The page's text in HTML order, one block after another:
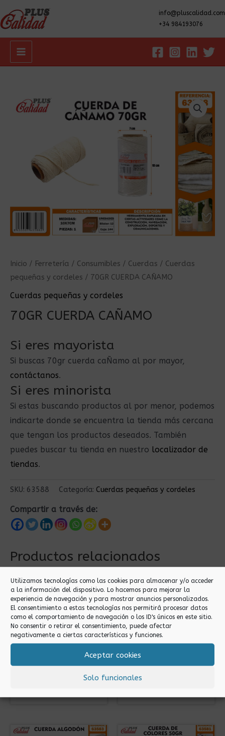
Utilizamos tecnologías como las cookies para almacenar y/o acceder
a la información del dispositivo. Lo hacemos para mejorar la
experiencia de navegación y para mostrar anuncios personalizados.
El consentimiento a estas tecnologías nos permitirá procesar datos
como el comportamiento de navegación o los ID's únicos en este sitio.
No consentir o retirar el consentimiento, puede afectar
negativamente a ciertas características y funciones.
Aceptar cookies
Solo funcionales
info@pluscalidad.com
+34 984193076
Main
Inicio / Ferretería / Consumibles / Cuerdas / Cuerdas
pequeñas y cordeles / 70GR CUERDA CAÑAMO
Cuerdas pequeñas y cordeles
70GR CUERDA CAÑAMO
Si eres mayorista
Si buscas 70gr cuerda caÑamo al por mayor,
contáctanos.
Si eres minorista
Si estas buscando productos al por menor, podemos
indicarte donde se encuentra la tienda más cercana
que tengan los productos deseados. También
puedes buscar tu tienda en nuestro localizador de
tiendas.
SKU: 63588 Categoría: Cuerdas pequeñas y cordeles
Compartir a través de:
Productos relacionados
cordeles
Cuerdas pequeñas y
cordeles
100GR CUERDA